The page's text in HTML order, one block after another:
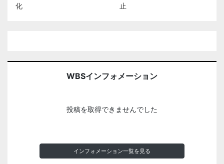
化
止
WBSインフォメーション
投稿を取得できませんでした
インフォメーション一覧を見る